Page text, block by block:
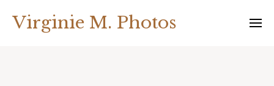
Virginie M. Photos